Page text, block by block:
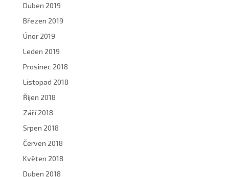
Duben 2019
Březen 2019
Únor 2019
Leden 2019
Prosinec 2018
Listopad 2018
Říjen 2018
Září 2018
Srpen 2018
Červen 2018
Květen 2018
Duben 2018